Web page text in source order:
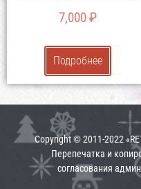
7,000₽
Подробнее
Copyright © 2011-2022
Перепечатка и
согласования